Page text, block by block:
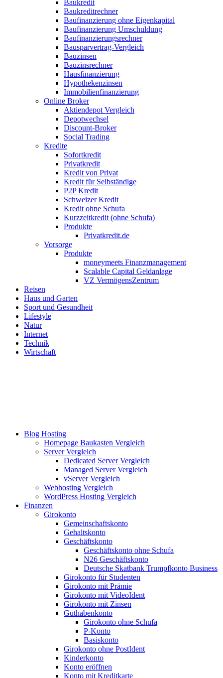
Baukredit
Baukreditrechner
Baufinanzierung ohne Eigenkapital
Baufinanzierung Umschuldung
Baufinanzierungsrechner
Bausparvertrag-Vergleich
Bauzinsen
Bauzinsrechner
Hausfinanzierung
Hypothekenzinsen
Immobilienfinanzierung
Online Broker
Aktiendepot Vergleich
Depotwechsel
Discount-Broker
Social Trading
Kredite
Sofortkredit
Privatkredit
Kredit von Privat
Kredit für Selbständige
P2P Kredit
Schweizer Kredit
Kredit ohne Schufa
Kurzzeitkredit (ohne Schufa)
Produkte
Privatkredit.de
Vorsorge
Produkte
moneymeets Finanzmanagement
Scalable Capital Geldanlage
VZ VermögensZentrum
Reisen
Haus und Garten
Sport und Gesundheit
Lifestyle
Natur
Internet
Technik
Wirtschaft
Blog Hosting
Homepage Baukasten Vergleich
Server Vergleich
Dedicated Server Vergleich
Managed Server Vergleich
vServer Vergleich
Webhosting Vergleich
WordPress Hosting Vergleich
Finanzen
Girokonto
Gemeinschaftskonto
Gehaltskonto
Geschäftskonto
Geschäftskonto ohne Schufa
N26 Geschäftskonto
Deutsche Skatbank Trumpfkonto Business
Girokonto für Studenten
Girokonto mit Prämie
Girokonto mit VideoIdent
Girokonto mit Zinsen
Guthabenkonto
Girokonto ohne Schufa
P-Konto
Basiskonto
Girokonto ohne PostIdent
Kinderkonto
Konto eröffnen
Konto mit Kreditkarte